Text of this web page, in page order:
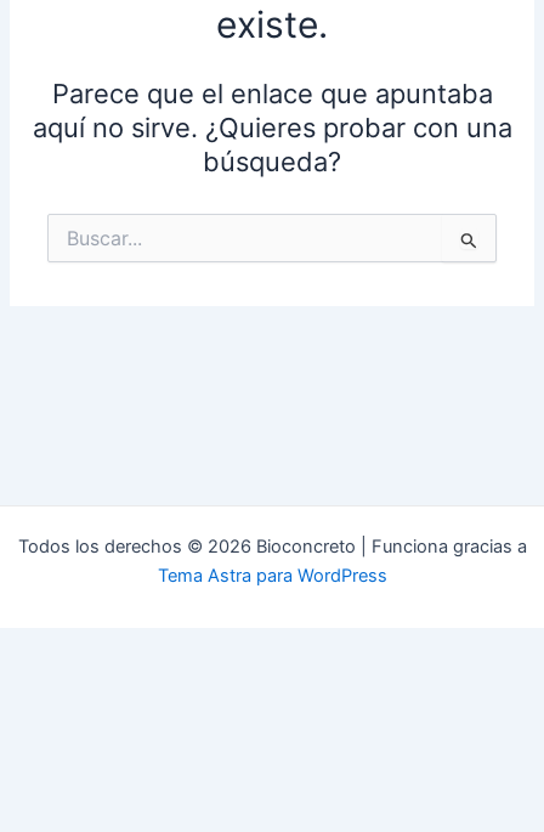
existe.
Parece que el enlace que apuntaba
aquí no sirve. ¿Quieres probar con una
búsqueda?
Buscar
por:
Todos los derechos © 2026 Bioconcreto | Funciona gracias a
Tema Astra para WordPress